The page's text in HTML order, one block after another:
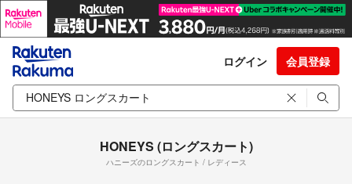
ログイン 会員登録
HONEYS (ロングスカート)
ハニーズのロングスカート / レディース